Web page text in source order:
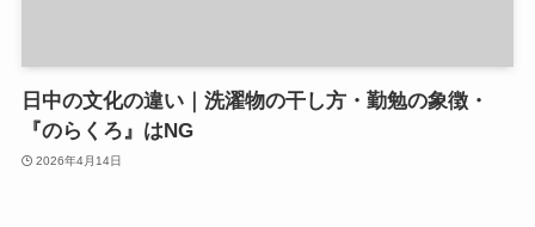
日中の文化の違い｜洗濯物の干し方・勤勉の象徴・
『のらくろ』はNG
2026年4月14日